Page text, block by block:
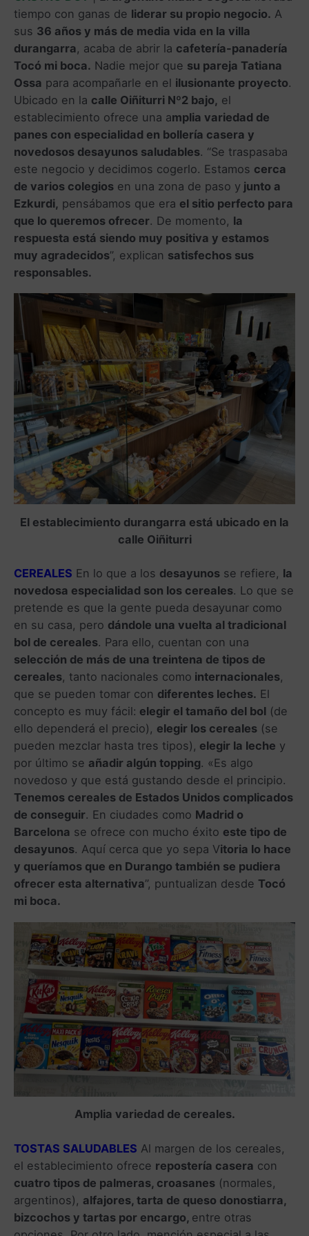
tiempo con ganas de liderar su propio negocio. A
sus 36 años y más de media vida en la villa
durangarra, acaba de abrir la cafetería-panadería
Tocó mi boca. Nadie mejor que su pareja Tatiana
Ossa para acompañarle en el ilusionante proyecto.
Ubicado en la calle Oiñiturri Nº2 bajo, el
establecimiento ofrece una amplia variedad de
panes con especialidad en bollería casera y
novedosos desayunos saludables. “Se traspasaba
este negocio y decidimos cogerlo. Estamos cerca
de varios colegios en una zona de paso y junto a
Ezkurdi, pensábamos que era el sitio perfecto para
que lo queremos ofrecer. De momento, la
respuesta está siendo muy positiva y estamos
muy agradecidos”, explican satisfechos sus
responsables.
El establecimiento durangarra está ubicado en la
calle Oiñiturri
CEREALES En lo que a los desayunos se refiere, la
novedosa especialidad son los cereales. Lo que se
pretende es que la gente pueda desayunar como
en su casa, pero dándole una vuelta al tradicional
bol de cereales. Para ello, cuentan con una
selección de más de una treintena de tipos de
cereales, tanto nacionales como internacionales,
que se pueden tomar con diferentes leches. El
concepto es muy fácil: elegir el tamaño del bol (de
ello dependerá el precio), elegir los cereales (se
pueden mezclar hasta tres tipos), elegir la leche y
por último se añadir algún topping. «Es algo
novedoso y que está gustando desde el principio.
Tenemos cereales de Estados Unidos complicados
de conseguir. En ciudades como Madrid o
Barcelona se ofrece con mucho éxito este tipo de
desayunos. Aquí cerca que yo sepa Vitoria lo hace
y queríamos que en Durango también se pudiera
ofrecer esta alternativa”, puntualizan desde Tocó
mi boca.
Amplia variedad de cereales.
TOSTAS SALUDABLES Al margen de los cereales,
el establecimiento ofrece repostería casera con
cuatro tipos de palmeras, croasanes (normales,
argentinos), alfajores, tarta de queso donostiarra,
bizcochos y tartas por encargo, entre otras